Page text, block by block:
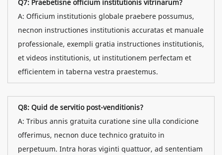
Q7: Praebetisne officium institutionis vitrinarum?
A: Officium institutionis globale praebere possumus,
necnon instructiones institutionis accuratas et manuale
professionale, exempli gratia instructiones institutionis,
et videos institutionis, ut institutionem perfectam et
efficientem in taberna vestra praestemus.
Q8: Quid de servitio post-venditionis?
A: Tribus annis gratuita curatione sine ulla condicione
offerimus, necnon duce technico gratuito in
perpetuum. Intra horas viginti quattuor, ad sententiam